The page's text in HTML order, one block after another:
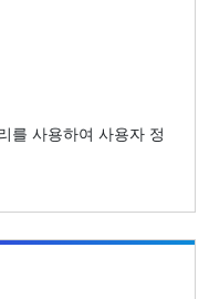
사용하여 사용자 정